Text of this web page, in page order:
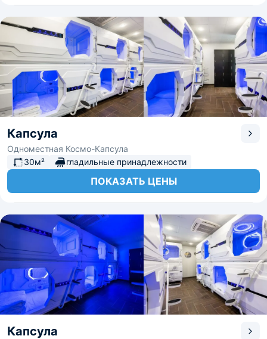
Капсула
Одноместная Космо-Капсула
30м²
гладильные принадлежности
ПОКАЗАТЬ ЦЕНЫ
Капсула